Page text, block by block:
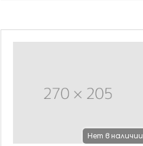
Нет в наличии